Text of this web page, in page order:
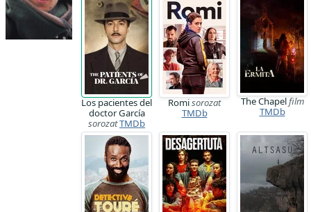
Los pacientes del
doctor García
sorozatTMDb
Romisorozat
TMDb
The Chapelfilm
TMDb